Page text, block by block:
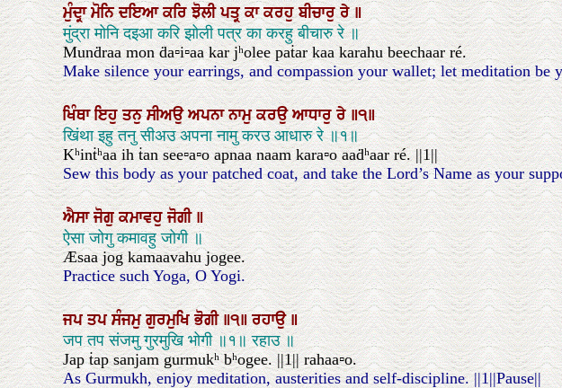
ਮੁੰਦ੍ਰਾਮੋਨਿਦਇਆਕਰਿਝੋਲੀਪਤ੍ਰਕਾਕਰਹੁਬੀਚਾਰੁਰੇ॥
मुंद्रा मोनि दइआ करि झोली पत्र का करहु बीचारु रे ॥
Munḋraa mon ḋa▫i▫aa kar jʰolee paṫar kaa karahu beechaar ré.
Make silence your earrings, and compassion your wallet; let meditation be
ਖਿੰਥਾਇਹੁਤਨੁਸੀਅਉਅਪਨਾਨਾਮੁਕਰਉਆਧਾਰੁਰੇ॥੧॥
खिंथा इहु तनु सीअउ अपना नामु करउ आधारु रे ॥१॥
Kʰinṫʰaa ih ṫan see▫a▫o apnaa naam kara▫o aaḋʰaar ré. ||1||
Sew this body as your patched coat, and take the Lord’s Name as your
ਐਸਾਜੋਗੁਕਮਾਵਹੁਜੋਗੀ॥
ऐसा जोगु कमावहु जोगी ॥
Æsaa jog kamaavahu jogee.
Practice such Yoga, O Yogi.
ਜਪਤਪਸੰਜਮੁਗੁਰਮੁਖਿਭੋਗੀ॥੧॥ਰਹਾਉ॥
जप तप संजमु गुरमुखि भोगी ॥१॥ रहाउ ॥
Jap ṫap sanjam gurmukʰ bʰogee. ||1|| rahaa▫o.
As Gurmukh, enjoy meditation, austerities and self-discipline. ||1||Pause||